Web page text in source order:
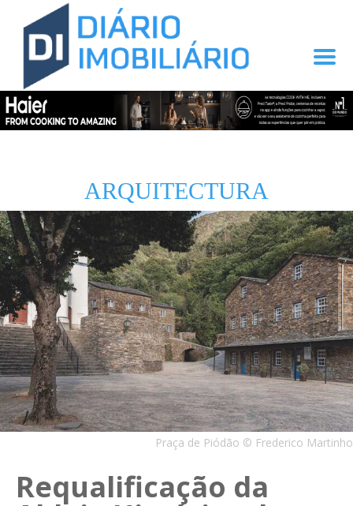
ARQUITECTURA
Praça de Piódão © Frederico Martinho
Requalificação da